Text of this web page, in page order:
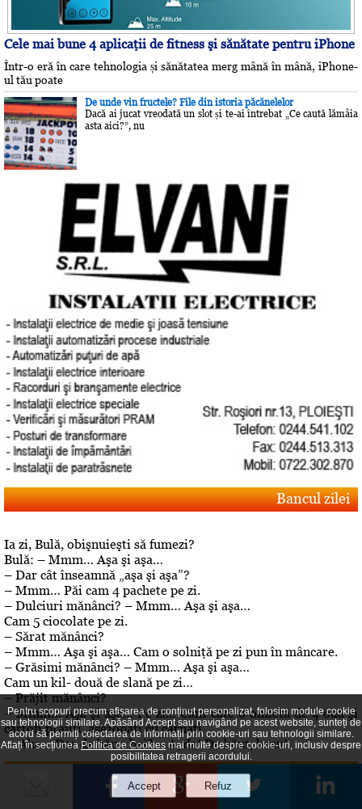
Cele mai bune 4 aplicaţii de fitness şi sănătate pentru iPhone
Într-o eră în care tehnologia și sănătatea merg mână în mână, iPhone-
ul tău poate
De unde vin fructele? File din istoria păcănelelor
Dacă ai jucat vreodată un slot și te-ai întrebat „Ce caută lămâia
asta aici?”, nu
Bancul zilei
Ia zi, Bulă, obişnuieşti să fumezi?
Bulă: – Mmm… Aşa şi aşa…
– Dar cât înseamnă „aşa şi aşa”?
– Mmm… Păi cam 4 pachete pe zi.
– Dulciuri mănânci? – Mmm… Aşa şi aşa…
Cam 5 ciocolate pe zi.
– Sărat mănânci?
– Mmm… Aşa şi aşa… Cam o solniţă pe zi pun în mâncare.
– Grăsimi mănânci? – Mmm… Aşa şi aşa…
Cam un kil- două de slană pe zi…
– Prăjit mănânci?
– Mmm… Aşa şi aşa… Pe zi… Cam câte o omletă de 4 ouă şi
cartofi prăjiţi, asezonaţi cu cârnaţi
.– Aha… Dar de băut, bei? – A, da! De băut, beau!
Editorial
Despre "cazul" Gheboasa
Pentru scopuri precum afișarea de conținut personalizat, folosim module cookie
sau tehnologii similare. Apăsând Accept sau navigând pe acest website, sunteți de
acord să permiți colectarea de informații prin cookie-uri sau tehnologii similare.
Aflați în secțiunea Politica de Cookies mai multe despre cookie-uri, inclusiv despre
posibilitatea retragerii acordului.